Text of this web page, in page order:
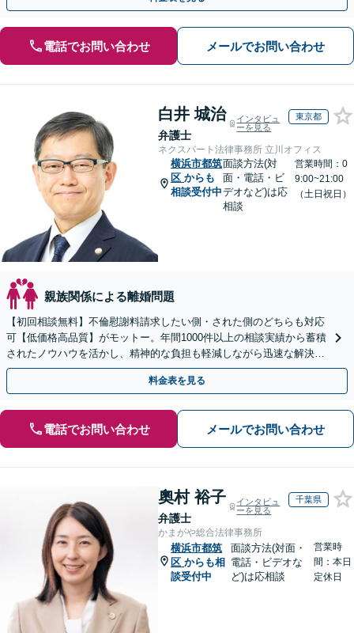
電話でお問い合わせ メールでお問い合わせ
白井 城治
弁護士
インタビュ
ーを見る
東京都
ネクスパート法律事務所 立川オフィス
横浜市都筑
区 からも
相談受付中
面談方法(対
面・電話・ビ
デオなど)は応
相談
営業時間：0
9:00~21:00
（土日祝日）
親族関係による離婚問題
【初回相談無料】不倫慰謝料請求したい側・された側のどちらも対応
可【低価格高品質】がモットー。年間1000件以上の相談実績から蓄積
されたノウハウを活かし、精神的な負担も軽減しながら迅速な解決を
目指します。【休日・夜間相談あり】【ビデオ面談可】
料金表を見る
電話でお問い合わせ メールでお問い合わせ
奧村 裕子
弁護士
インタビュ
ーを見る
千葉県
かまがや総合法律事務所
横浜市都筑
区 からも相
談受付中
面談方法(対面・
電話・ビデオな
ど)は応相談
営業時
間：本日
定休日